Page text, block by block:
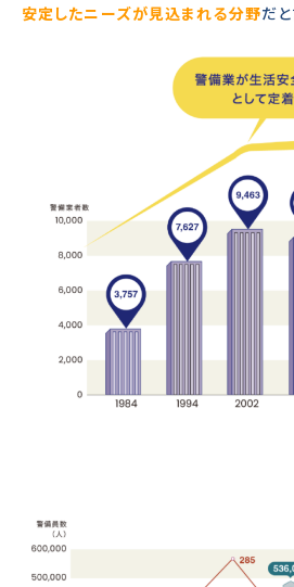
安定したニーズが見込まれる分野だと